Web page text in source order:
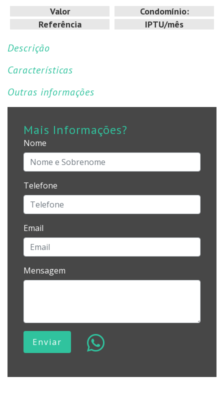
Valor
Referência
Condomínio:
IPTU/mês
Descrição
Características
Outras informações
Mais Informações?
Nome
Telefone
Email
Mensagem
Enviar